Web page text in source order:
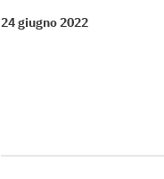
24 giugno 2022